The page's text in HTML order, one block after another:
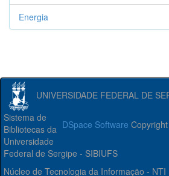
Energia
UNIVERSIDADE FEDERAL DE
DSpace Software
Sistema de
Bibliotecas da
Universidade
Federal de Sergipe - SIBIUFS
Núcleo de Tecnologia da Informação - NTI